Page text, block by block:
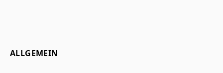
ALLGEMEIN